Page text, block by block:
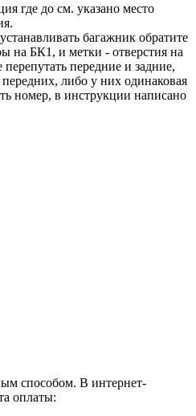
где до см. указано место
багажник обратите
на БК1, и метки - отверстия на
передние и задние,
либо у них одинаковая
номер, в инструкции написано
способом. В интернет-
оплаты: